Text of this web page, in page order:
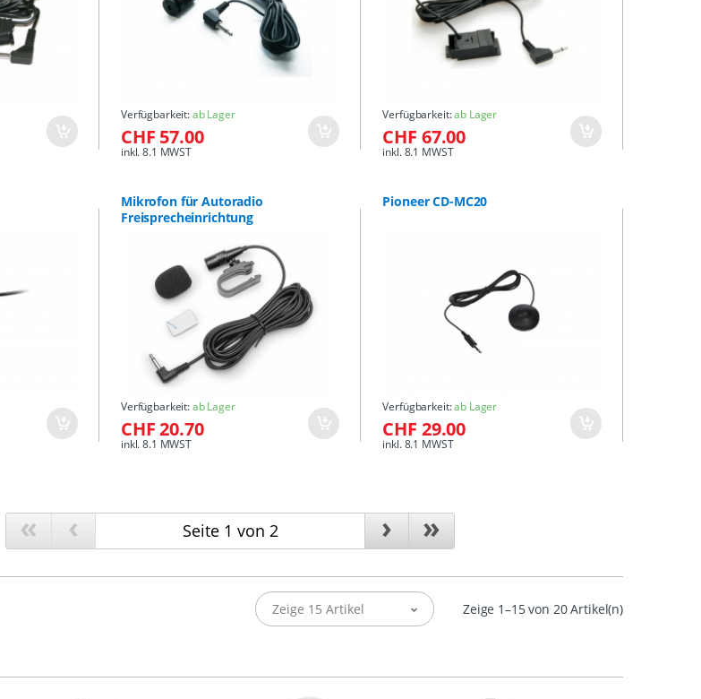
Verfügbarkeit:ab Lager
CHF 57.00
inkl. 8.1 MWST
Verfügbarkeit:ab Lager
CHF 67.00
inkl. 8.1 MWST
Mikrofon für Autoradio
Freisprecheinrichtung
Verfügbarkeit:ab Lager
CHF 20.70
inkl. 8.1 MWST
Pioneer CD-MC20
Verfügbarkeit:ab Lager
CHF 29.00
inkl. 8.1 MWST
« ‹ › »
Zeige 15 Artikel Zeige 1–15 von 20 Artikel(n)